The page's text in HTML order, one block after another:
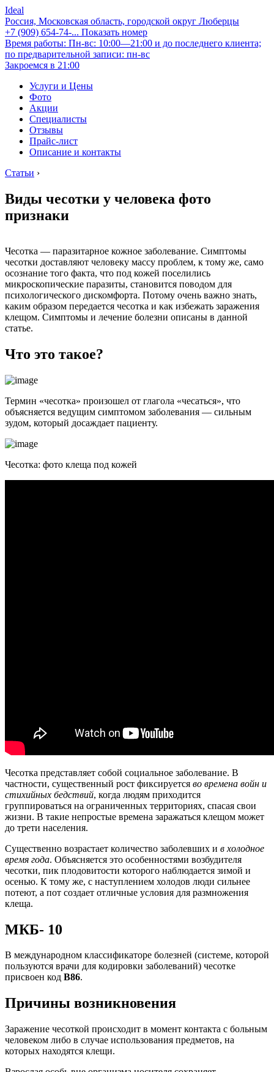
Ideal
Россия, Московская область, городской округ Люберцы
+7 (909) 654-74-... Показать номер
Время работы: Пн-вс: 10:00—21:00 и до последнего клиента;
по предварительной записи: пн-вс
Закроемся в 21:00
Услуги и Цены
Фото
Акции
Специалисты
Отзывы
Прайс-лист
Описание и контакты
Статьи ›
Виды чесотки у человека фото
признаки
Чесотка — паразитарное кожное заболевание. Симптомы
чесотки доставляют человеку массу проблем, к тому же, само
осознание того факта, что под кожей поселились
микроскопические паразиты, становится поводом для
психологического дискомфорта. Потому очень важно знать,
каким образом передается чесотка и как избежать заражения
клещом. Симптомы и лечение болезни описаны в данной
статье.
Что это такое?
Термин «чесотка» произошел от глагола «чесаться», что
объясняется ведущим симптомом заболевания — сильным
зудом, который досаждает пациенту.
Чесотка: фото клеща под кожей
Чесотка представляет собой социальное заболевание. В
частности, существенный рост фиксируется во времена войн и
стихийных бедствий, когда людям приходится
группироваться на ограниченных территориях, спасая свои
жизни. В такие непростые времена заражаться клещом может
до трети населения.
Существенно возрастает количество заболевших и в холодное
время года. Объясняется это особенностями возбудителя
чесотки, пик плодовитости которого наблюдается зимой и
осенью. К тому же, с наступлением холодов люди сильнее
потеют, а пот создает отличные условия для размножения
клеща.
МКБ- 10
В международном классификаторе болезней (системе, которой
пользуются врачи для кодировки заболеваний) чесотке
присвоен код В86.
Причины возникновения
Заражение чесоткой происходит в момент контакта с больным
человеком либо в случае использования предметов, на
которых находятся клещи.